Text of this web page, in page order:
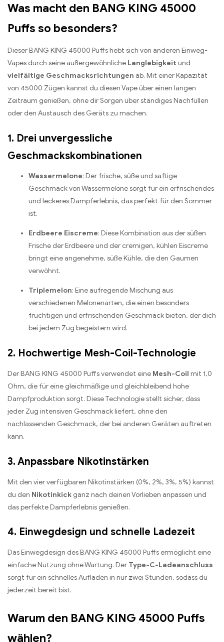
Was macht den BANG KING 45000
Puffs so besonders?
Dieser BANG KING 45000 Puffs hebt sich von anderen Einweg-
Vapes durch seine außergewöhnliche Langlebigkeit und
vielfältige Geschmacksrichtungen ab. Mit einer Kapazität
von 45000 Zügen kannst du diesen Vape über einen langen
Zeitraum genießen, ohne dir Sorgen über ständiges Nachfüllen
oder den Austausch des Geräts zu machen.
1. Drei unvergessliche
Geschmackskombinationen
Wassermelone: Der frische, süße und saftige
Geschmack von Wassermelone sorgt für ein erfrischendes
und leckeres Dampferlebnis, das perfekt für den Sommer
ist.
Erdbeere Eiscreme: Diese Kombination aus der süßen
Frische der Erdbeere und der cremigen, kühlen Eiscreme
bringt eine angenehme, süße Kühle, die den Gaumen
verwöhnt.
Triplemelon: Eine aufregende Mischung aus
verschiedenen Melonenarten, die einen besonders
fruchtigen und erfrischenden Geschmack bieten, der dich
bei jedem Zug begeistern wird.
2. Hochwertige Mesh-Coil-Technologie
Der BANG KING 45000 Puffs verwendet eine Mesh-Coil mit 1,0
Ohm, die für eine gleichmäßige und gleichbleibend hohe
Dampfproduktion sorgt. Diese Technologie stellt sicher, dass
jeder Zug intensiven Geschmack liefert, ohne den
nachlassenden Geschmack, der bei anderen Geräten auftreten
kann.
3. Anpassbare Nikotinstärken
Mit den vier verfügbaren Nikotinstärken (0%, 2%, 3%, 5%) kannst
du den Nikotinkick ganz nach deinen Vorlieben anpassen und
das perfekte Dampferlebnis genießen.
4. Einwegdesign und schnelle Ladezeit
Das Einwegdesign des BANG KING 45000 Puffs ermöglicht eine
einfache Nutzung ohne Wartung. Der Type-C-Ladeanschluss
sorgt für ein schnelles Aufladen in nur zwei Stunden, sodass du
jederzeit bereit bist.
Warum den BANG KING 45000 Puffs
wählen?